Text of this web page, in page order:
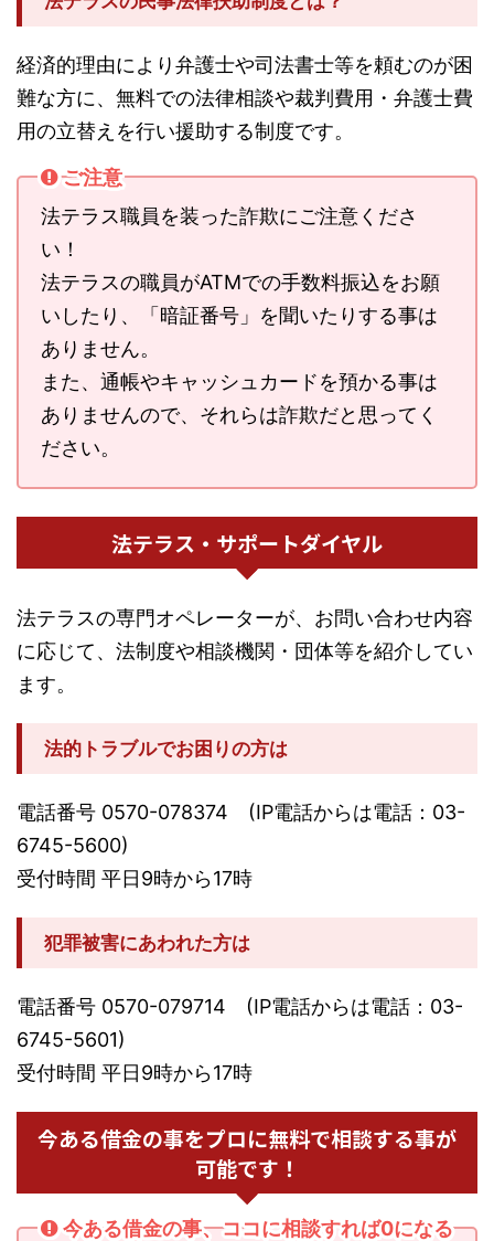
経済的理由により弁護士や司法書士等を頼むのが困
難な方に、無料での法律相談や裁判費用・弁護士費
用の立替えを行い援助する制度です。
ご注意
法テラス職員を装った詐欺にご注意くださ
い！
法テラスの職員がATMでの手数料振込をお願
いしたり、「暗証番号」を聞いたりする事は
ありません。
また、通帳やキャッシュカードを預かる事は
ありませんので、それらは詐欺だと思ってく
ださい。
法テラス・サポートダイヤル
法テラスの専門オペレーターが、お問い合わせ内容
に応じて、法制度や相談機関・団体等を紹介してい
ます。
法的トラブルでお困りの方は
電話番号 0570-078374 (IP電話からは電話：03-
6745-5600)
受付時間 平日9時から17時
犯罪被害にあわれた方は
電話番号 0570-079714 (IP電話からは電話：03-
6745-5601)
受付時間 平日9時から17時
今ある借金の事をプロに無料で相談する事が
可能です！
今ある借金の事、ココに相談すれば0になる